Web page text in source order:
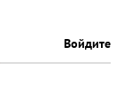
Войдите